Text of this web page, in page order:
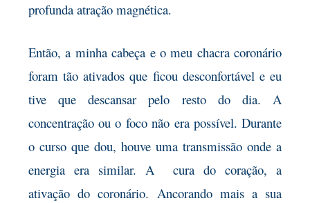
profunda atração magnética.
Então, a minha cabeça e o meu chacra coronário
foram tão ativados que ficou desconfortável e eu
tive que descansar pelo resto do dia. A
concentração ou o foco não era possível. Durante
o curso que dou, houve uma transmissão onde a
energia era similar. A cura do coração, a
ativação do coronário. Ancorando mais a sua